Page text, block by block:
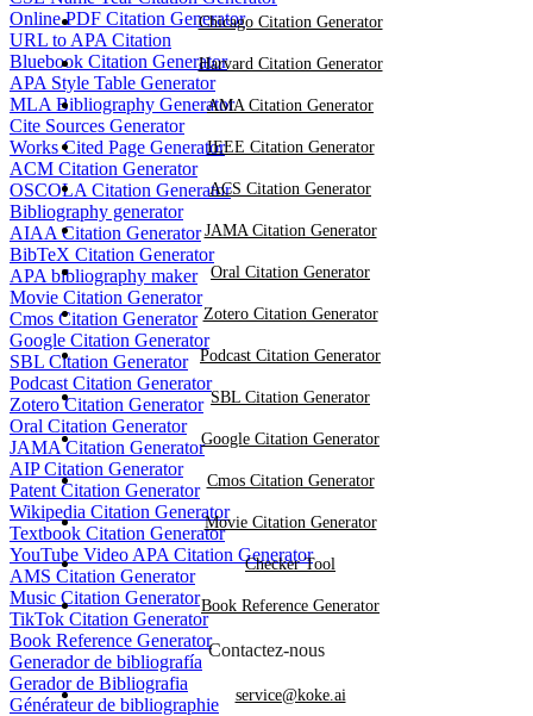
Online PDF Citation Generator
URL to APA Citation
Bluebook Citation Generator
APA Style Table Generator
MLA Bibliography Generator
Cite Sources Generator
Works Cited Page Generator
ACM Citation Generator
OSCOLA Citation Generator
Bibliography generator
AIAA Citation Generator
BibTeX Citation Generator
APA bibliography maker
Movie Citation Generator
Cmos Citation Generator
Google Citation Generator
SBL Citation Generator
Podcast Citation Generator
Zotero Citation Generator
Oral Citation Generator
JAMA Citation Generator
AIP Citation Generator
Patent Citation Generator
Wikipedia Citation Generator
Textbook Citation Generator
YouTube Video APA Citation Generator
AMS Citation Generator
Music Citation Generator
TikTok Citation Generator
Book Reference Generator
Generador de bibliografía
Gerador de Bibliografia
Générateur de bibliographie
Chicago Citation Generator
Harvard Citation Generator
AMA Citation Generator
IEEE Citation Generator
ACS Citation Generator
JAMA Citation Generator
Oral Citation Generator
Zotero Citation Generator
Podcast Citation Generator
SBL Citation Generator
Google Citation Generator
Cmos Citation Generator
Movie Citation Generator
Checker Tool
Book Reference Generator
Contactez-nous
service@koke.ai